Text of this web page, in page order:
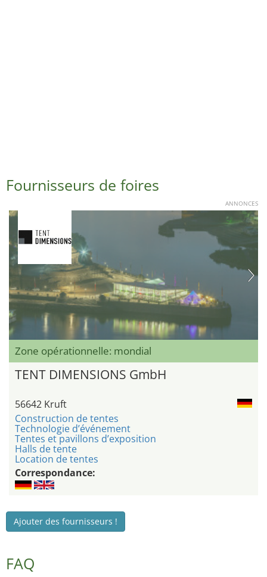
Fournisseurs de foires
ANNONCES
Zone opérationnelle: mondial
TENT DIMENSIONS GmbH
56642 Kruft
Construction de tentes
Technologie d’événement
Tentes et pavillons d’exposition
Halls de tente
Location de tentes
Correspondance:
Ajouter des fournisseurs !
FAQ